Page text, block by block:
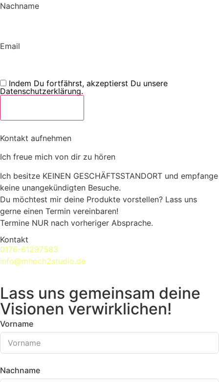
Nachname
Email
Indem Du fortfährst, akzeptierst Du unsere
Datenschutzerklärung.
Kontakt aufnehmen
Ich freue mich von dir zu hören
Ich besitze KEINEN GESCHÄFTSSTANDORT und empfange
keine unangekündigten Besuche.
Du möchtest mir deine Produkte vorstellen? Lass uns
gerne einen Termin vereinbaren!
Termine NUR nach vorheriger Absprache.
Kontakt
0176-61297583
info@mhoch2studio.de
Lass uns gemeinsam deine
Visionen verwirklichen!
Vorname
Nachname